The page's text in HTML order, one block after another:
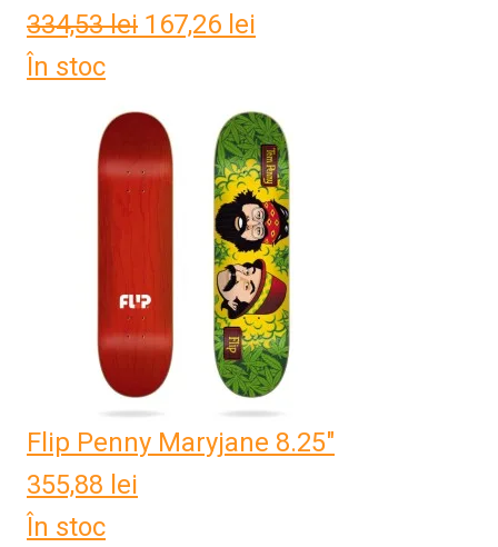
334,53lei Prețul
a
fost:
334,53 lei.
167,26 lei
este:
167,26 lei.
În stoc
Flip Penny Maryjane 8.25"
355,88 lei
În stoc